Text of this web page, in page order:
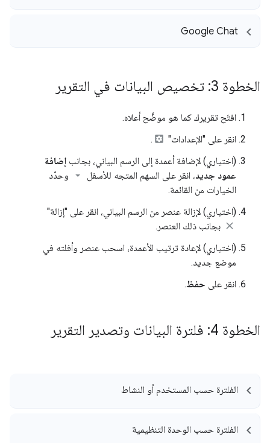
Google Chat
الخطوة 3: تخصيص البيانات في التقرير
افتَح تقريرك كما هو موضَّح أعلاه.
انقر على "الإعدادات"
.
(اختياري) لإضافة أعمدة إلى الرسم البياني، بجانب إضافة
عمود جديد، انقر على السهم المتجه للأسفل
وحدّد
الخيارات من القائمة.
(اختياري) لإزالة عنصر من الرسم البياني، انقر على "إزالة"
بجانب ذلك العنصر.
(اختياري) لإعادة ترتيب الأعمدة، اسحب عنصر وأفلته في
موضع جديد.
انقر على حفظ.
الخطوة 4: فلترة البيانات وتصدير التقرير
الفلترة حسب المستخدم أو النشاط
الفلترة حسب الوحدة التنظيمية